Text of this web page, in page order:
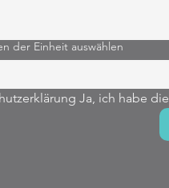
der Einheit auswählen
Ja, ich habe die